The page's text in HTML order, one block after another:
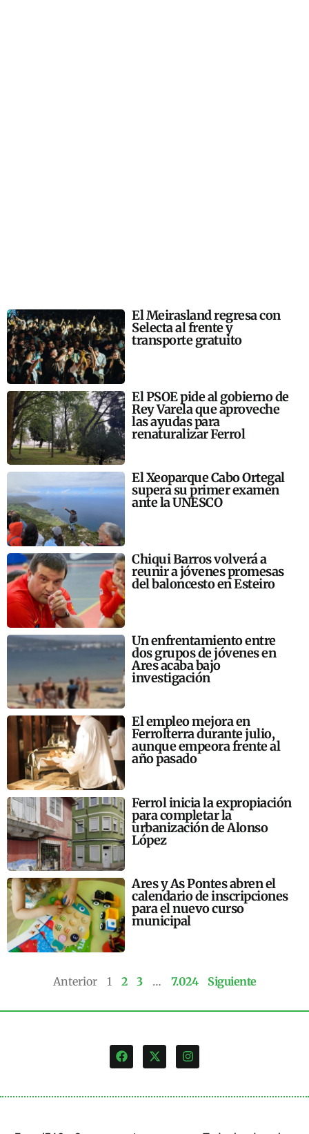
El Meirasland regresa con
Selecta al frente y
transporte gratuito
El PSOE pide al gobierno de
Rey Varela que aproveche
las ayudas para
renaturalizar Ferrol
El Xeoparque Cabo Ortegal
supera su primer examen
ante la UNESCO
Chiqui Barros volverá a
reunir a jóvenes promesas
del baloncesto en Esteiro
Un enfrentamiento entre
dos grupos de jóvenes en
Ares acaba bajo
investigación
El empleo mejora en
Ferrolterra durante julio,
aunque empeora frente al
año pasado
Ferrol inicia la expropiación
para completar la
urbanización de Alonso
López
Ares y As Pontes abren el
calendario de inscripciones
para el nuevo curso
municipal
Anterior 1 2 3 … 7.024 Siguiente